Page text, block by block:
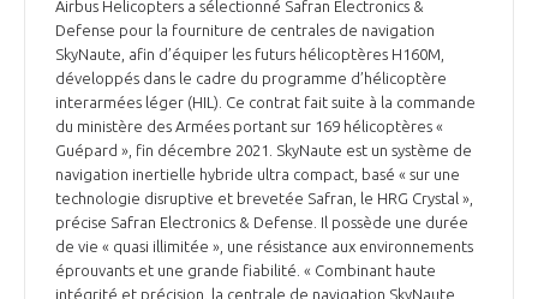
Airbus Helicopters a sélectionné Safran Electronics &
Defense pour la fourniture de centrales de navigation
SkyNaute, afin d’équiper les futurs hélicoptères H160M,
développés dans le cadre du programme d’hélicoptère
interarmées léger (HIL). Ce contrat fait suite à la commande
du ministère des Armées portant sur 169 hélicoptères «
Guépard », fin décembre 2021. SkyNaute est un système de
navigation inertielle hybride ultra compact, basé « sur une
technologie disruptive et brevetée Safran, le HRG Crystal »,
précise Safran Electronics & Defense. Il possède une durée
de vie « quasi illimitée », une résistance aux environnements
éprouvants et une grande fiabilité. « Combinant haute
intégrité et précision, la centrale de navigation SkyNaute